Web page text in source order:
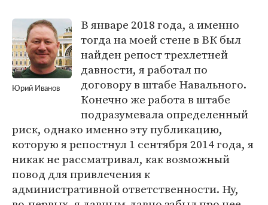
Юрий Иванов
В январе 2018 года, а именно
тогда на моей стене в ВК был
найден репост трехлетней
давности, я работал по
договору в штабе Навального.
Конечно же работа в штабе
подразумевала определенный
риск, однако именно эту публикацию,
которую я репостнул 1 сентября 2014 года, я
никак не рассматривал, как возможный
повод для привлечения к
административной ответственности. Ну,